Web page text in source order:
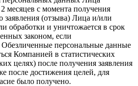
месяцев с момента получения
(отзыва) Лица и/или
обработки и уничтожается в срок
законом, если
персональные данные
Компанией в статистических
целях) после получения заявления
после достижения целей, для
было получено.